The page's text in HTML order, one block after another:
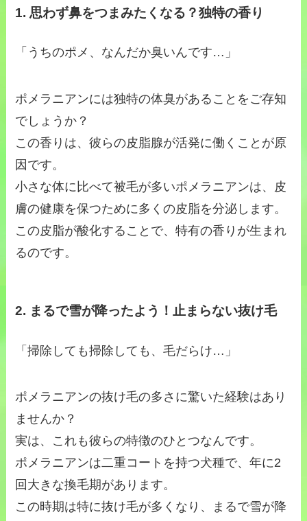
1. 思わず鼻をつまみたくなる？独特の香り
「うちのポメ、なんだか臭いんです…」
ポメラニアンには独特の体臭があることをご存知
でしょうか？
この香りは、彼らの皮脂腺が活発に働くことが原
因です。
小さな体に比べて被毛が多いポメラニアンは、皮
膚の健康を保つために多くの皮脂を分泌します。
この皮脂が酸化することで、特有の香りが生まれ
るのです。
2. まるで雪が降ったよう！止まらない抜け毛
「掃除しても掃除しても、毛だらけ…」
ポメラニアンの抜け毛の多さに驚いた経験はあり
ませんか？
実は、これも彼らの特徴のひとつなんです。
ポメラニアンは二重コートを持つ犬種で、年に2
回大きな換毛期があります。
この時期は特に抜け毛が多くなり、まるで雪が降